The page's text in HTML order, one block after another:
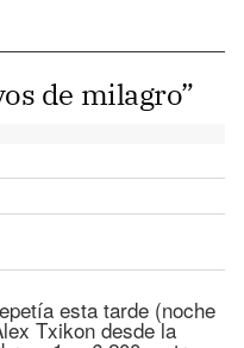
de milagro”
esta tarde (noche
Txikon desde la